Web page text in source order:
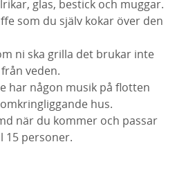
glas, bestick och muggar.
som du själv kokar över den
ni ska grilla det brukar inte
veden.
har någon musik på flotten
hus.
när du kommer och passar
15 personer.